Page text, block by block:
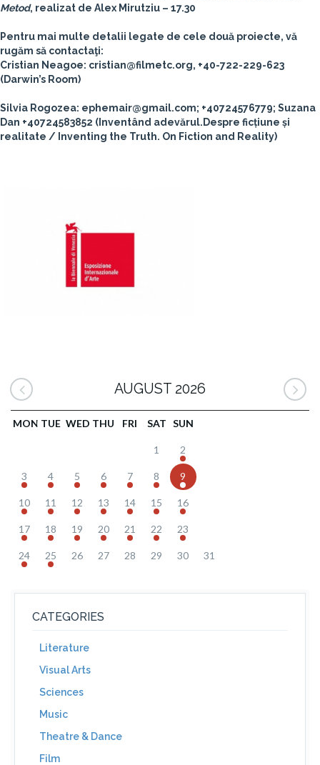
Metod, realizat de Alex Mirutziu – 17.30
Pentru mai multe detalii legate de cele două proiecte, vă
rugăm să contactaţi:
Cristian Neagoe: cristian@filmetc.org, +40-722-229-623
(Darwin’s Room)
Silvia Rogozea: ephemair@gmail.com; +40724576779; Suzana
Dan +40724583852 (Inventând adevărul.Despre ficțiune și
realitate / Inventing the Truth. On Fiction and Reality)
AUGUST 2026
MON TUE WED THU FRI SAT SUN
1 2
3 4 5 6 7 8 9
10 11 12 13 14 15 16
17 18 19 20 21 22 23
24 25 26 27 28 29 30 31
CATEGORIES
Literature
Visual Arts
Sciences
Music
Theatre & Dance
Film